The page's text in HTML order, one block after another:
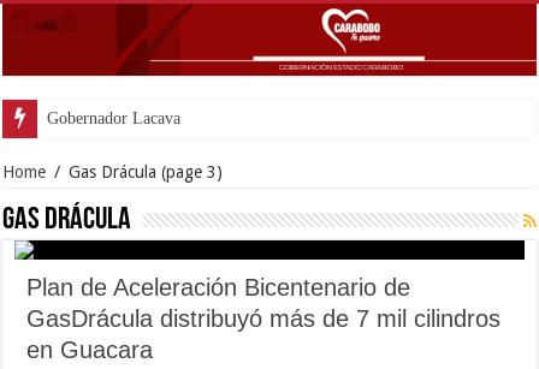
Gobernador Lacava anunció coloc
Home / Gas Drácula (page 3)
Gas Drácula
Plan de Aceleración Bicentenario de
GasDrácula distribuyó más de 7 mil cilindros
en Guacara